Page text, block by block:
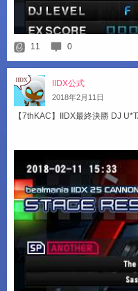
11 0
IIDX公式
2018年2月 11 日
【7thKAC】IIDX最終決勝 DJ